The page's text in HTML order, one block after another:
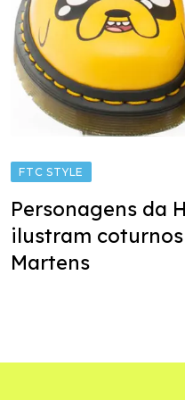
FTC STYLE
Personagens da
ilustram
Martens